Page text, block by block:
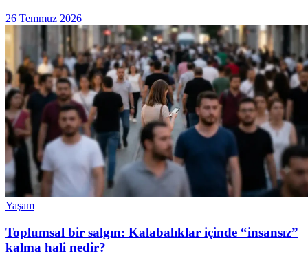
26 Temmuz 2026
Yaşam
Toplumsal bir salgın: Kalabalıklar içinde “insansız”
kalma hali nedir?